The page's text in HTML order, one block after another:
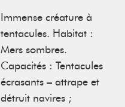
Immense créature à
tentacules. Habitat :
Mers sombres.
Capacités : Tentacules
écrasants – attrape et
détruit navires ;